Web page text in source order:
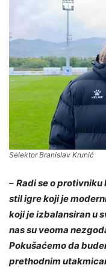
Selektor Branislav Krunić
– Radi se o
stil igre koji je
koji je izbalansiran u
nas su veoma
Pokušaćemo da
prethodnim